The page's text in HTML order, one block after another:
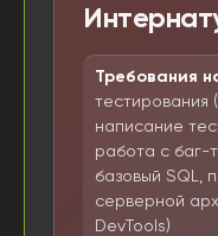
Требования
тестирования
написание
работа с баг-
базовый SQL,
серверной
DevTools)